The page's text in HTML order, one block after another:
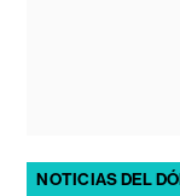
NOTICIAS DEL